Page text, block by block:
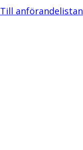
Till anförandelistan